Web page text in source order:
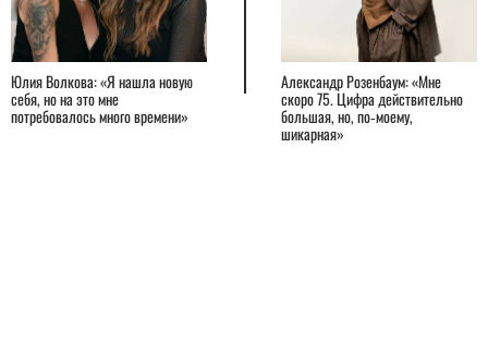
Юлия Волкова: «Я нашла новую
себя, но на это мне
потребовалось много времени»
Александр Розенбаум: «Мне
скоро 75. Цифра действительно
большая, но, по‑моему,
шикарная»